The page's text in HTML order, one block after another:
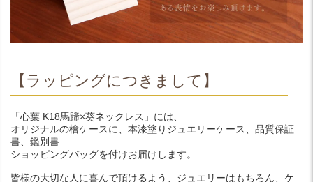
【ラッピングにつきまして】
「心葉 K18馬蹄×葵ネックレス」には、
オリジナルの檜ケースに、本漆塗りジュエリーケース、品質保証
書、鑑別書
ショッピングバッグを付けお届けします。
皆様の大切な人に喜んで頂けるよう、ジュエリーはもちろん、ケ